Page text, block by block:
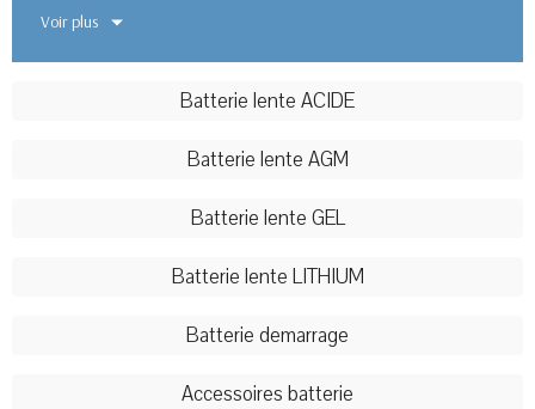
Voir plus
Batterie lente ACIDE
Batterie lente AGM
Batterie lente GEL
Batterie lente LITHIUM
Batterie demarrage
Accessoires batterie